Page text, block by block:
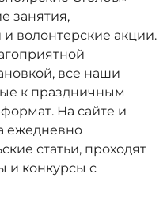
занятия,
волонтерские акции.
все наши
к праздничным
На сайте и
ежедневно
статьи, проходят
и конкурсы с